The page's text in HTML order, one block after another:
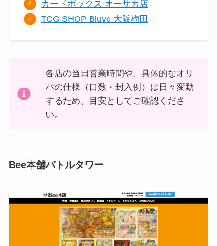
カードボックス オーサカ店
TCG SHOP Bluve 大阪梅田
各店の当日営業時間や、具体的なオリ
パの仕様（口数・封入例）は日々変動
するため、目安としてご確認くださ
い。
Bee本舗バトルタワー